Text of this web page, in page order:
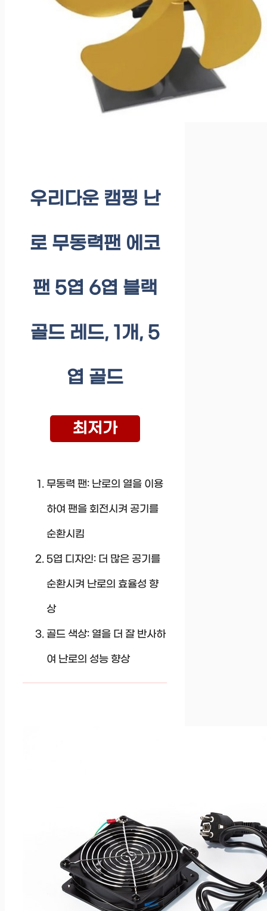
우리다운 캠핑 난
로 무동력팬 에코
팬 5엽 6엽 블랙
골드 레드, 1개, 5
엽 골드
최저가
무동력 팬: 난로의 열을 이용
하여 팬을 회전시켜 공기를
순환시킴
5엽 디자인: 더 많은 공기를
순환시켜 난로의 효율성 향
상
골드 색상: 열을 더 잘 반사하
여 난로의 성능 향상